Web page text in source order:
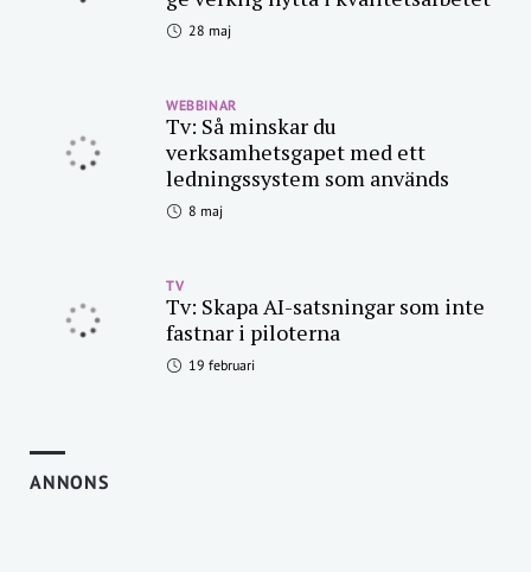
28 maj
WEBBINAR
Tv: Så minskar du
verksamhetsgapet med ett
ledningssystem som används
8 maj
TV
Tv: Skapa AI-satsningar som inte
fastnar i piloterna
19 februari
ANNONS